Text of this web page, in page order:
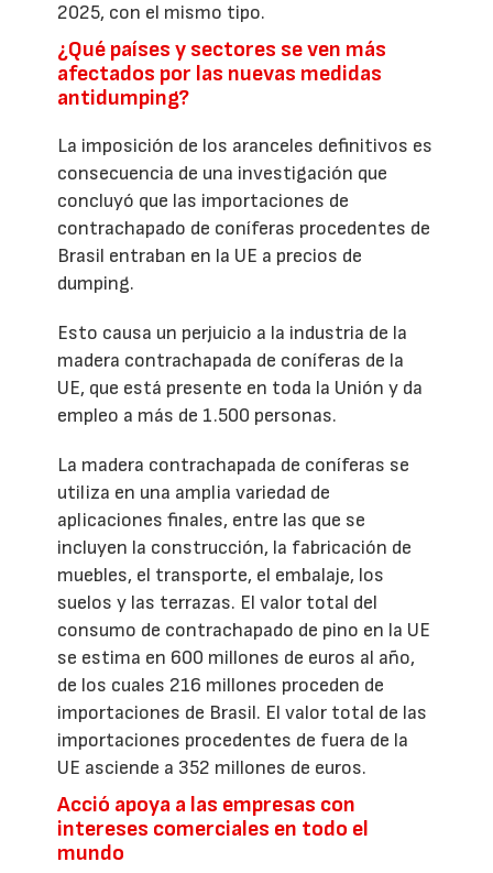
2025, con el mismo tipo.
¿Qué países y sectores se ven más
afectados por las nuevas medidas
antidumping?
La imposición de los aranceles definitivos es
consecuencia de una investigación que
concluyó que las importaciones de
contrachapado de coníferas procedentes de
Brasil entraban en la UE a precios de
dumping.
Esto causa un perjuicio a la industria de la
madera contrachapada de coníferas de la
UE, que está presente en toda la Unión y da
empleo a más de 1.500 personas.
La madera contrachapada de coníferas se
utiliza en una amplia variedad de
aplicaciones finales, entre las que se
incluyen la construcción, la fabricación de
muebles, el transporte, el embalaje, los
suelos y las terrazas. El valor total del
consumo de contrachapado de pino en la UE
se estima en 600 millones de euros al año,
de los cuales 216 millones proceden de
importaciones de Brasil. El valor total de las
importaciones procedentes de fuera de la
UE asciende a 352 millones de euros.
Acció apoya a las empresas con
intereses comerciales en todo el
mundo